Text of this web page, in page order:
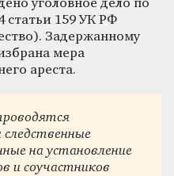
уголовное дело по
статьи 159 УК РФ
Задержанному
мера
ареста.
на установление
и соучастников